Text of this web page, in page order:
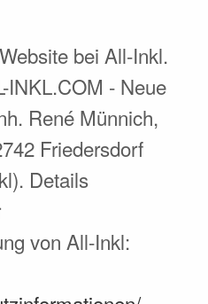
bei All-Inkl.
INKL.COM - Neue
René Münnich,
Friedersdorf
Details
von All-Inkl: